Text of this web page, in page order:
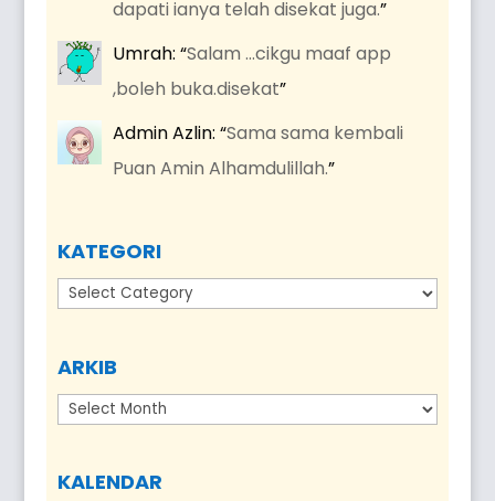
dapati ianya telah disekat juga.”
Umrah: “Salam …cikgu maaf app
,boleh buka.disekat”
Admin Azlin: “Sama sama kembali
Puan Amin Alhamdulillah.”
KATEGORI
Kategori
ARKIB
Arkib
KALENDAR